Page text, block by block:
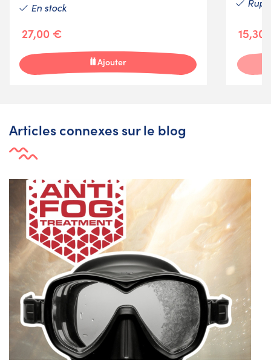
En stock
27,00 €
Ajouter
15,30
Articles connexes sur le blog